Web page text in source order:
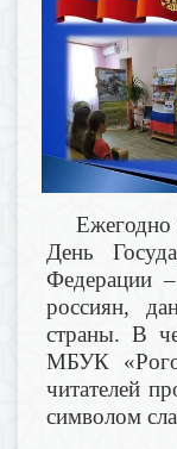
Ежегодно
День
Федерации
россиян,
страны. В
МБУК
читателей
символом